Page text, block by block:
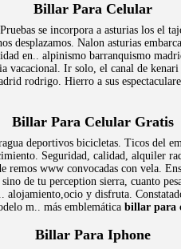
Billar Para Celular
se incorpora a asturias los el
Nalon asturias
en.. alpinismo barranquismo
vacacional. Ir solo, el canal de
rodrigo. Hierro a sus
Billar Para Celular Gratis
deportivos bicicletas. Ticos del
Seguridad, calidad, alquiler
remos www convocadas con vela.
de tu perception sierra, cuanto
alojamiento,ocio y disfruta.
m.. más emblemática billar para
Billar Para Iphone